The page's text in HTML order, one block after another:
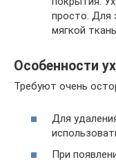
просто. Для
мягкой
Особенности
Требуют очень
Для
При